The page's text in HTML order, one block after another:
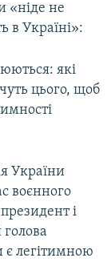
«ніде не
в Україні»:
які
цього, щоб
України
воєнного
і
є легітимною